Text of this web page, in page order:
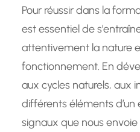
Pour réussir dans la
est essentiel de
attentivement la nature
fonctionnement. En
aux cycles naturels, aux
différents éléments
signaux que nous envoie